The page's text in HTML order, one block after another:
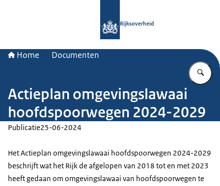
Rijksoverheid
Home Documenten
Actieplan omgevingslawaai
hoofdspoorwegen 2024-2029
Publicatie25-06-2024
Het Actieplan omgevingslawaai hoofdspoorwegen 2024-2029
beschrijft wat het Rijk de afgelopen van 2018 tot en met 2023
heeft gedaan om omgevingslawaai van hoofdspoorwegen te